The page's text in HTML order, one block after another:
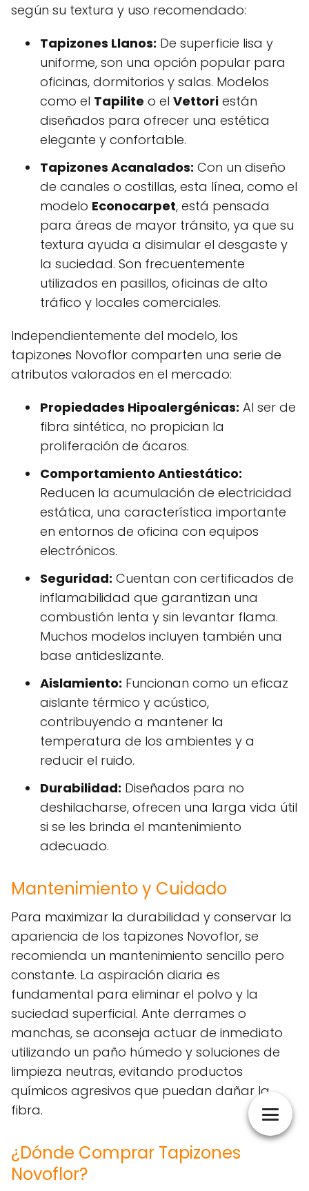
según su textura y uso recomendado:
Tapizones Llanos: De superficie lisa y
uniforme, son una opción popular para
oficinas, dormitorios y salas. Modelos
como el Tapilite o el Vettori están
diseñados para ofrecer una estética
elegante y confortable.
Tapizones Acanalados: Con un diseño
de canales o costillas, esta línea, como el
modelo Econocarpet, está pensada
para áreas de mayor tránsito, ya que su
textura ayuda a disimular el desgaste y
la suciedad. Son frecuentemente
utilizados en pasillos, oficinas de alto
tráfico y locales comerciales.
Independientemente del modelo, los
tapizones Novoflor comparten una serie de
atributos valorados en el mercado:
Propiedades Hipoalergénicas: Al ser de
fibra sintética, no propician la
proliferación de ácaros.
Comportamiento Antiestático:
Reducen la acumulación de electricidad
estática, una característica importante
en entornos de oficina con equipos
electrónicos.
Seguridad: Cuentan con certificados de
inflamabilidad que garantizan una
combustión lenta y sin levantar flama.
Muchos modelos incluyen también una
base antideslizante.
Aislamiento: Funcionan como un eficaz
aislante térmico y acústico,
contribuyendo a mantener la
temperatura de los ambientes y a
reducir el ruido.
Durabilidad: Diseñados para no
deshilacharse, ofrecen una larga vida útil
si se les brinda el mantenimiento
adecuado.
Mantenimiento y Cuidado
Para maximizar la durabilidad y conservar la
apariencia de los tapizones Novoflor, se
recomienda un mantenimiento sencillo pero
constante. La aspiración diaria es
fundamental para eliminar el polvo y la
suciedad superficial. Ante derrames o
manchas, se aconseja actuar de inmediato
utilizando un paño húmedo y soluciones de
limpieza neutras, evitando productos
químicos agresivos que puedan dañar la
fibra.
¿Dónde Comprar Tapizones
Novoflor?